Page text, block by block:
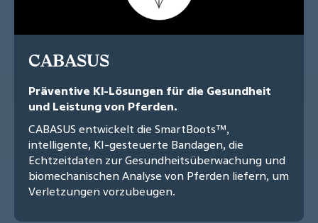
CABASUS
Präventive KI-Lösungen für die Gesundheit
und Leistung von Pferden.
CABASUS entwickelt die SmartBoots™,
intelligente, KI-gesteuerte Bandagen, die
Echtzeitdaten zur Gesundheitsüberwachung und
biomechanischen Analyse von Pferden liefern, um
Verletzungen vorzubeugen.